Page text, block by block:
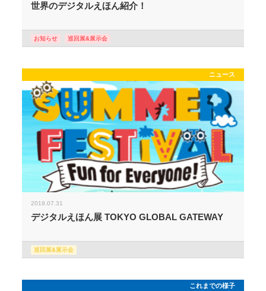
世界のデジタルえほん紹介！
お知らせ 巡回展&展示会
ニュース
2019.07.31
デジタルえほん展 TOKYO GLOBAL GATEWAY
巡回展&展示会
これまでの様子